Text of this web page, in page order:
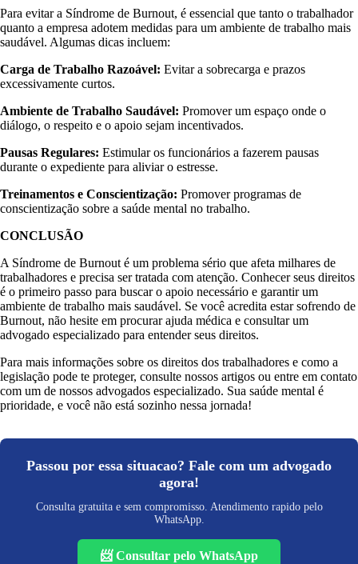
Para evitar a Síndrome de Burnout, é essencial que tanto o trabalhador
quanto a empresa adotem medidas para um ambiente de trabalho mais
saudável. Algumas dicas incluem:
Carga de Trabalho Razoável: Evitar a sobrecarga e prazos
excessivamente curtos.
Ambiente de Trabalho Saudável: Promover um espaço onde o
diálogo, o respeito e o apoio sejam incentivados.
Pausas Regulares: Estimular os funcionários a fazerem pausas
durante o expediente para aliviar o estresse.
Treinamentos e Conscientização: Promover programas de
conscientização sobre a saúde mental no trabalho.
CONCLUSÃO
A Síndrome de Burnout é um problema sério que afeta milhares de
trabalhadores e precisa ser tratada com atenção. Conhecer seus direitos
é o primeiro passo para buscar o apoio necessário e garantir um
ambiente de trabalho mais saudável. Se você acredita estar sofrendo de
Burnout, não hesite em procurar ajuda médica e consultar um
advogado especializado para entender seus direitos.
Para mais informações sobre os direitos dos trabalhadores e como a
legislação pode te proteger, consulte nossos artigos ou entre em contato
com um de nossos advogados especializado. Sua saúde mental é
prioridade, e você não está sozinho nessa jornada!
Passou por essa situacao? Fale com um advogado
agora!
Consulta gratuita e sem compromisso. Atendimento rapido pelo
WhatsApp.
📨 Consultar pelo WhatsApp